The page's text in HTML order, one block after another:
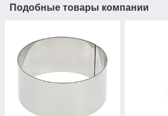
Подобные товары компании